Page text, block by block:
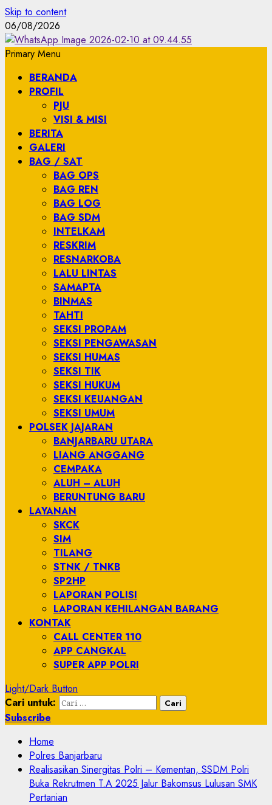
Skip to content
06/08/2026
Primary Menu
BERANDA
PROFIL
PJU
VISI & MISI
BERITA
GALERI
BAG / SAT
BAG OPS
BAG REN
BAG LOG
BAG SDM
INTELKAM
RESKRIM
RESNARKOBA
LALU LINTAS
SAMAPTA
BINMAS
TAHTI
SEKSI PROPAM
SEKSI PENGAWASAN
SEKSI HUMAS
SEKSI TIK
SEKSI HUKUM
SEKSI KEUANGAN
SEKSI UMUM
POLSEK JAJARAN
BANJARBARU UTARA
LIANG ANGGANG
CEMPAKA
ALUH – ALUH
BERUNTUNG BARU
LAYANAN
SKCK
SIM
TILANG
STNK / TNKB
SP2HP
LAPORAN POLISI
LAPORAN KEHILANGAN BARANG
KONTAK
CALL CENTER 110
APP CANGKAL
SUPER APP POLRI
Light/Dark Button
Cari untuk:
Subscribe
Home
Polres Banjarbaru
Realisasikan Sinergitas Polri – Kementan, SSDM Polri
Buka Rekrutmen T.A 2025 Jalur Bakomsus Lulusan SMK
Pertanian